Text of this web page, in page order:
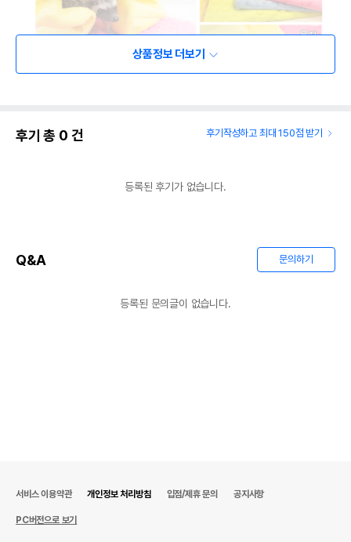
상품정보 더보기
후기 총 0 건 후기작성하고 최대 150점 받기
등록된 후기가 없습니다.
Q&A 문의하기
등록된 문의글이 없습니다.
서비스 이용약관 개인정보 처리방침 입점/제휴 문의 공지사항
PC버전으로 보기